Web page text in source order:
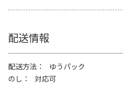
配送情報
配送方法
ゆうパック
のし
対応可